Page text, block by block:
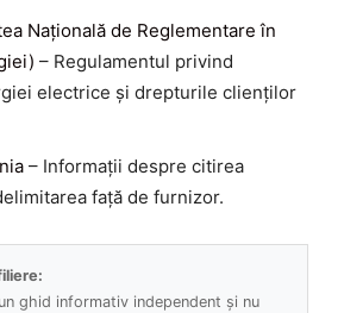
Națională de Reglementare în
– Regulamentul privind
electrice și drepturile clienților
– Informații despre citirea
față de furnizor.
ghid informativ independent și nu